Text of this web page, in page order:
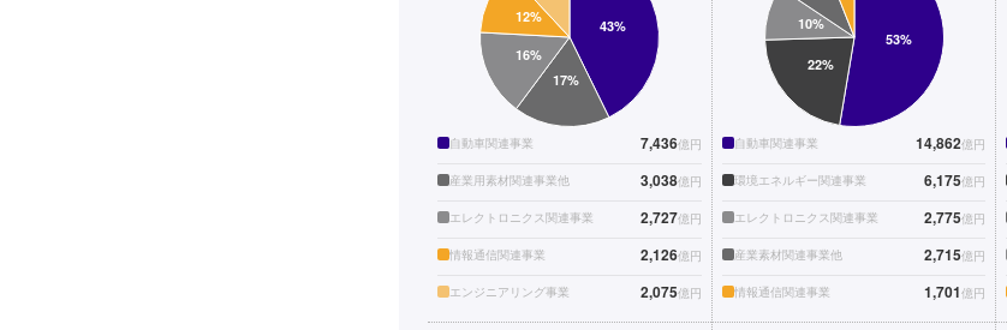
自動車関連事業 7,436億円
産業用素材関連事業他 3,038億円
エレクトロニクス関連事業 2,727億円
情報通信関連事業 2,126億円
エンジニアリング事業 2,075億円
自動車関連事業 14,862億円
環境エネルギー関連事業 6,175億円
エレクトロニクス関連事業 2,775億円
産業素材関連事業他 2,715億円
情報通信関連事業 1,701億円